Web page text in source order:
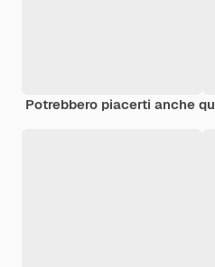
Potrebbero piacerti anche